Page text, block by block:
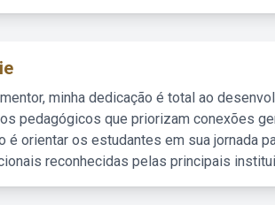
minha dedicação é total ao
pedagógicos que priorizam conexões
é orientar os estudantes em sua jornada
reconhecidas pelas principais